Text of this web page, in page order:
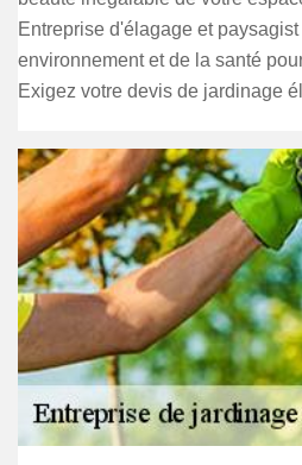
Entreprise d'élagage et
environnement et de la santé
Exigez votre devis de jardinage